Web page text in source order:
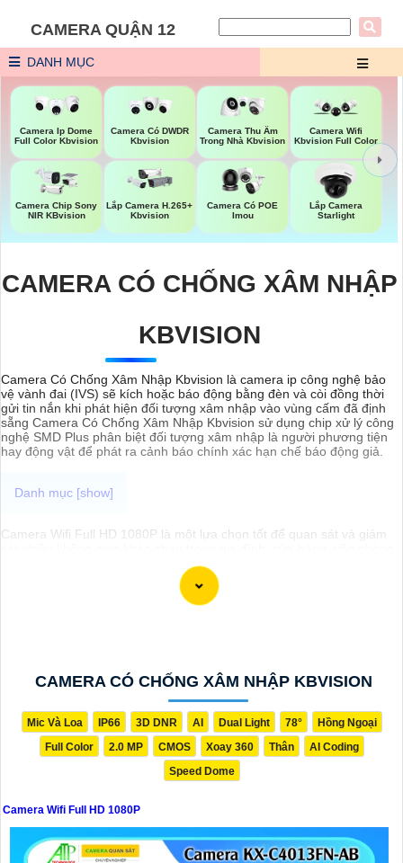
CAMERA QUẬN 12
DANH MỤC
Camera Ip Dome
Full Color Kbvision
Camera Có DWDR
Kbvision
Camera Thu Âm
Trong Nhà Kbvision
Camera Wifi
Kbvision Full Color
Camera Chip Sony
NIR KBvision
Lắp Camera H.265+
Kbvision
Camera Có POE
Imou
Lắp Camera
Starlight
CAMERA CÓ CHỐNG XÂM NHẬP
KBVISION
Camera Có Chống Xâm Nhập Kbvision là camera ip công nghệ bảo
vệ vành đai (IVS) sẽ kích hoặc báo động bằng đèn và còi đồng thời
gửi tin nắn khi phát hiện đối tượng xâm nhập vào vùng cấm đã định
sẵng Camera Có Chống Xâm Nhập Kbvision sử dụng chip xử lý công
nghệ SMD Plus phân biệt đối tượng xâm nhập là người phương tiện
hay động vật để phát ra cảnh báo chính xác hạn chế báo động giả.
Camera Wifi Full HD 1080P là một lựa chọn tốt để quan sát và giám
hoặc nhà xưởng.Với chất lượng hình ảnh sắc nét với độ phân giải
1080P và khả năng kết nối không dây qua Wifi, dễ dàng cài đặt và sử
dụng giám sát từ xa thông qua ứng dụng trên điện thoại hoặc máy
CAMERA CÓ CHỐNG XÂM NHẬP KBVISION
Mic Và Loa IP66 3D DNR AI Dual Light 78°
Hồng Ngoại
Full Color
2.0 MP CMOS Xoay 360 Thân
AI Coding
Speed Dome
Camera Wifi Full HD 1080P